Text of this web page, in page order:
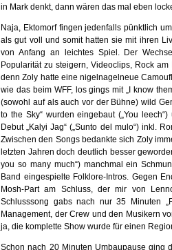
in Mark denkt, dann wären das mal eben
Naja, Ektomorf fingen jedenfalls pünktlich
als gut voll und somit hatten sie mit ihren
von Anfang an leichtes Spiel. Der
Popularität zu steigern, Videoclips, Rock
denn Zoly hatte eine nigelnagelneue
wie das beim WFF, los gings mit „I know
(sowohl auf als auch vor der Bühne) wild
to the Sky“ wurden eingebaut („You
Debut „Kalyi Jag“ („Sunto del mulo“) inkl.
Zwischen den Songs bedankte sich Zoly
letzten Jahren doch deutlich besser
you so many much“) manchmal ein
Band eingespielte Folklore-Intros. Gegen
Mosh-Part am Schluss, der mir von
Schlusssong gabs nach nur 35 Minuten
Management, der Crew und den Musikern
ja, die komplette Show wurde für einen
Schon nach 20 Minuten Umbaupause ging